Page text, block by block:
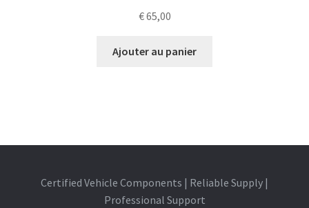
€65,00
Ajouter au panier
Certified Vehicle Components | Reliable Supply |
Professional Support